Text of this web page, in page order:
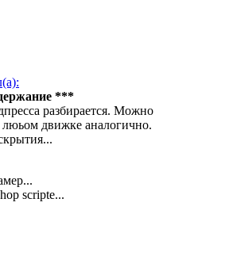
***
разбирается. Можно
люьом движке аналогично.
scripte...